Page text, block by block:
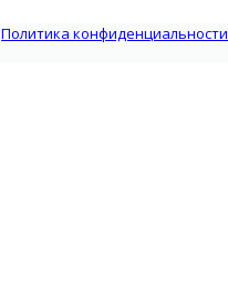
Политика конфиденциальности